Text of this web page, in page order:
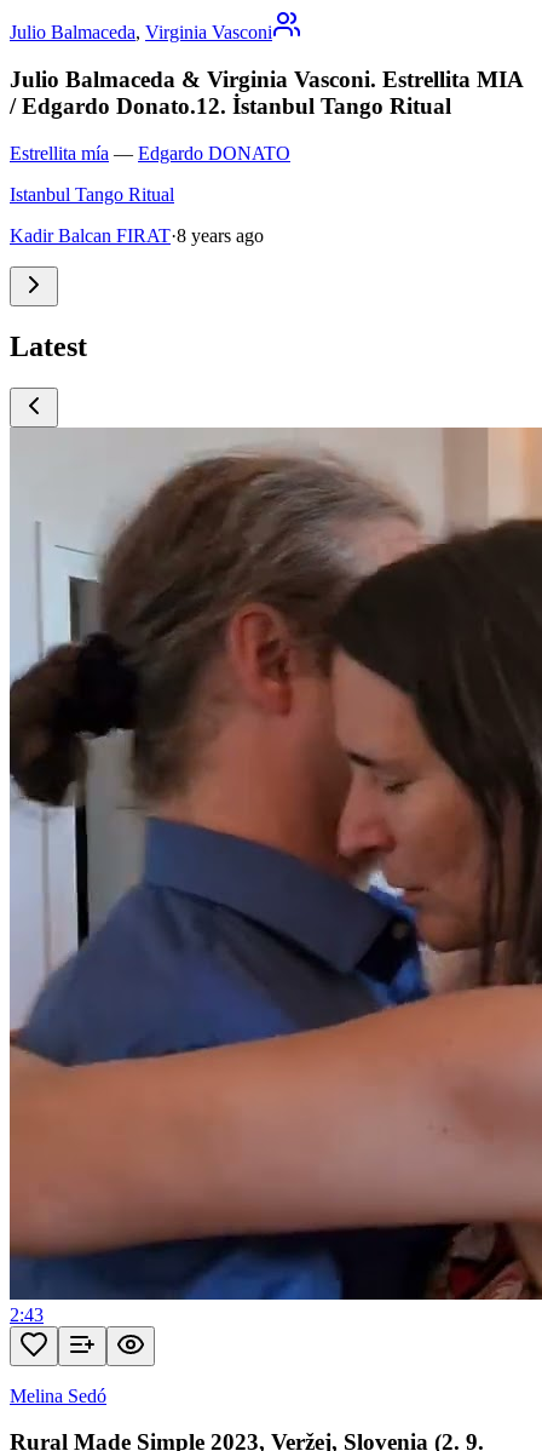
Julio Balmaceda, Virginia Vasconi
Julio Balmaceda & Virginia Vasconi. Estrellita MIA
/ Edgardo Donato.12. İstanbul Tango Ritual
Estrellita mía — Edgardo DONATO
Istanbul Tango Ritual
Kadir Balcan FIRAT·8 years ago
Latest
2:43
Melina Sedó
Rural Made Simple 2023, Veržej, Slovenia (2. 9.